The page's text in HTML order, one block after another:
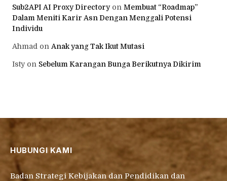
Sub2API AI Proxy Directoryon Membuat “Roadmap”
Dalam Meniti Karir Asn Dengan Menggali Potensi
Individu
Ahmad on Anak yang Tak Ikut Mutasi
Istyon Sebelum Karangan Bunga Berikutnya Dikirim
HUBUNGI KAMI
Badan Strategi Kebijakan dan Pendidikan dan